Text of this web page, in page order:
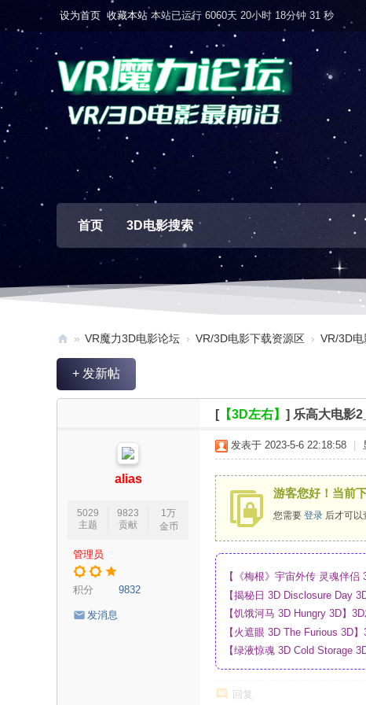
设为首页 收藏本站 本站已运行 6060天 20小时 18分钟 32 秒
首页 3D电影搜索
V
» VR魔力3D电影论坛 › VR/3D电影下载资源区 › VR/3D
+ 发新帖
[【3D左右】 ] 乐高大电影
alias
5029
主题
9823
贡献
1万
金币
管理员
积分 9832
发消息
发表于 2023-5-6 22:18:58
游客您好！当前
您需要 登录 后才可以
【《梅根》宇宙外传 灵魂伴
_4K_高清蓝光压制_网盘
【揭秘日 3D Disclosure Day
网盘
【饥饿河马 3D Hungry 3D】
【火遮眼 3D The Furious 3D
【绿液惊魂 3D Cold Storage
回复